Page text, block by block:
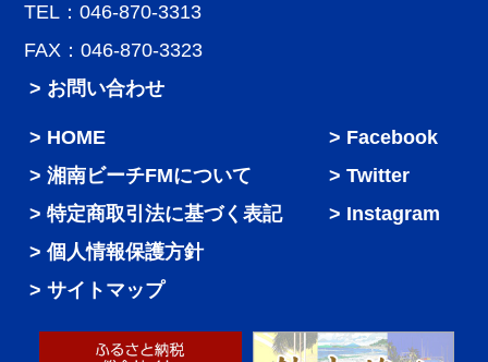
TEL：046-870-3313
FAX：046-870-3323
> お問い合わせ
HOME
湘南ビーチFMについて
特定商取引法に基づく表記
個人情報保護方針
サイトマップ
Facebook
Twitter
Instagram